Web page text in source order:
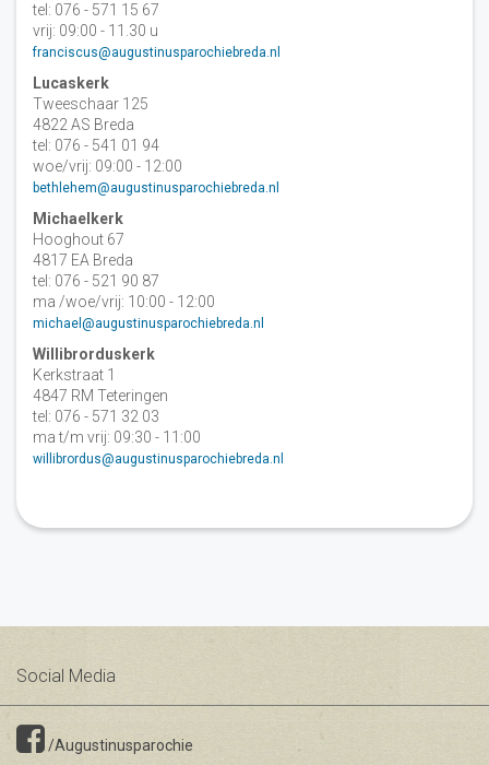
tel: 076 - 571 15 67
vrij: 09:00 - 11.30 u
franciscus@augustinusparochiebreda.nl
Lucaskerk
Tweeschaar 125
4822 AS Breda
tel: 076 - 541 01 94
woe/vrij: 09:00 - 12:00
bethlehem@augustinusparochiebreda.nl
Michaelkerk
Hooghout 67
4817 EA Breda
tel: 076 - 521 90 87
ma /woe/vrij: 10:00 - 12:00
michael@augustinusparochiebreda.nl
Willibrorduskerk
Kerkstraat 1
4847 RM Teteringen
tel: 076 - 571 32 03
ma t/m vrij: 09:30 - 11:00
willibrordus@augustinusparochiebreda.nl
Social Media
/Augustinusparochie